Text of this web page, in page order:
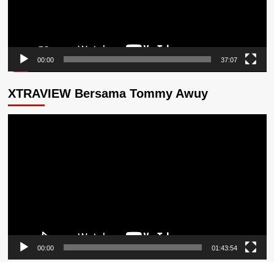
00:00 37:07
XTRAVIEW Bersama Tommy Awuy
00:00 01:43:54